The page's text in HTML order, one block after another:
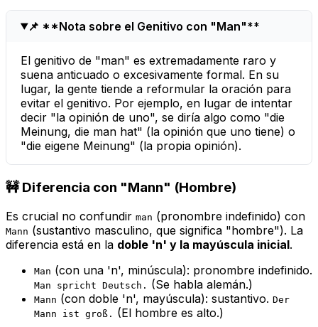
📌 **Nota sobre el Genitivo con "Man"**
El genitivo de "man" es extremadamente raro y
suena anticuado o excesivamente formal. En su
lugar, la gente tiende a reformular la oración para
evitar el genitivo. Por ejemplo, en lugar de intentar
decir "la opinión de uno", se diría algo como "die
Meinung, die man hat" (la opinión que uno tiene) o
"die eigene Meinung" (la propia opinión).
🚧 Diferencia con "Mann" (Hombre)
Es crucial no confundir man (pronombre indefinido) con
Mann (sustantivo masculino, que significa "hombre"). La
diferencia está en la doble 'n' y la mayúscula inicial.
Man (con una 'n', minúscula): pronombre indefinido.
Man spricht Deutsch. (Se habla alemán.)
Mann (con doble 'n', mayúscula): sustantivo. Der
Mann ist groß. (El hombre es alto.)